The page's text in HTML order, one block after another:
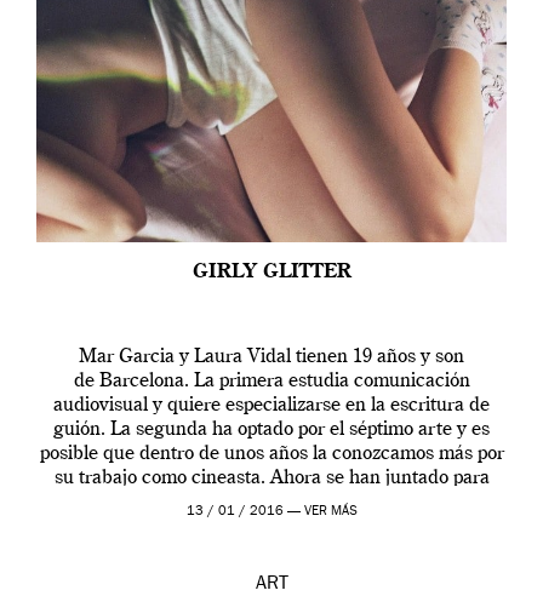
GIRLY GLITTER
Mar Garcia y Laura Vidal tienen 19 años y son
de Barcelona. La primera estudia comunicación
audiovisual y quiere especializarse en la escritura de
guión. La segunda ha optado por el séptimo arte y es
posible que dentro de unos años la conozcamos más por
su trabajo como cineasta. Ahora se han juntado para
contarnos una […]
13 / 01 / 2016 — VER MÁS
ART